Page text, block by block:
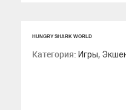
HUNGRY SHARK WORLD
Категория: Игры,